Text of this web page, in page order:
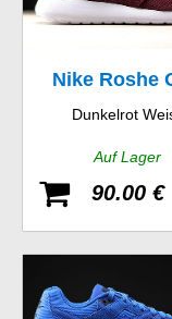
Nike Roshe
Dunkelrot
Auf Lager
90.00 €